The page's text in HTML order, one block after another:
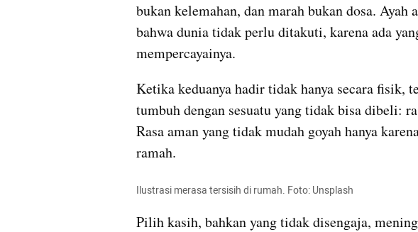
bukan kelemahan, dan marah bukan dosa. Ayah
bahwa dunia tidak perlu ditakuti, karena ada
mempercayainya.
Ketika keduanya hadir tidak hanya secara fisik,
tumbuh dengan sesuatu yang tidak bisa dibeli:
Rasa aman yang tidak mudah goyah hanya
ramah.
Ilustrasi merasa tersisih di rumah. Foto: Unsplash
Pilih kasih, bahkan yang tidak disengaja,